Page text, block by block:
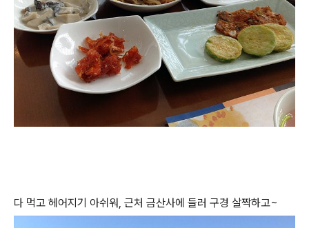
다 먹고 헤어지기 아쉬워, 근처 금산사에 들러 구경 살짝하고~